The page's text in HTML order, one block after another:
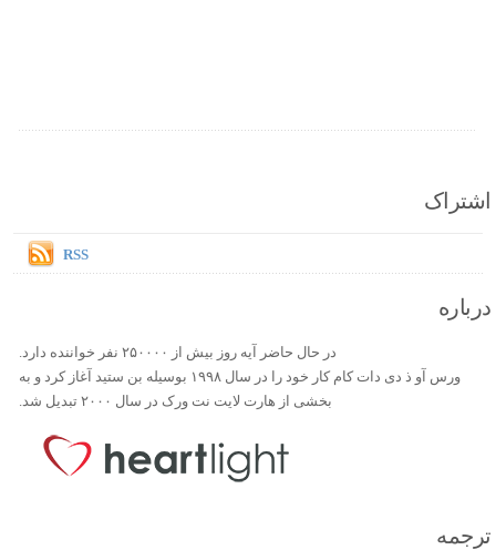
اشتراک
RSS
درباره
در حال حاضر آیه روز بیش از ۲۵۰۰۰۰ نفر خواننده دارد.
ورس آو ذ دی دات کام کار خود را در سال ۱۹۹۸ بوسیله بن ستید آغاز کرد و به
بخشی از هارت لایت نت ورک در سال ۲۰۰۰ تبدیل شد.
ترجمه